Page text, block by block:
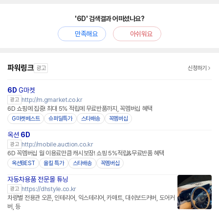
'6D' 검색결과 어떠셨나요?
만족해요
아쉬워요
파워링크 광고 신청하기
6D G마켓
광고 http://m.gmarket.co.kr
6D 쇼핑에 집중! 최대 5% 적립에 무료반품까지, 꼭멤버십 혜택
G마켓베스트 슈퍼딜특가 스타배송 꼭멤버십
옥션 6D
광고 http://mobile.auction.co.kr
6D 꼭멤버십 월 이용료만큼 캐시보장! 쇼핑 5%적립&무료반품 혜택
옥션BEST 올킬 특가 스타배송 꼭멤버십
자동차용품 전문몰 튜닝
광고 https://dhstyle.co.kr
차량별 전용관 오픈, 인테리어, 익스테리어, 카매트, 대쉬보드커버, 도어커
버, 등